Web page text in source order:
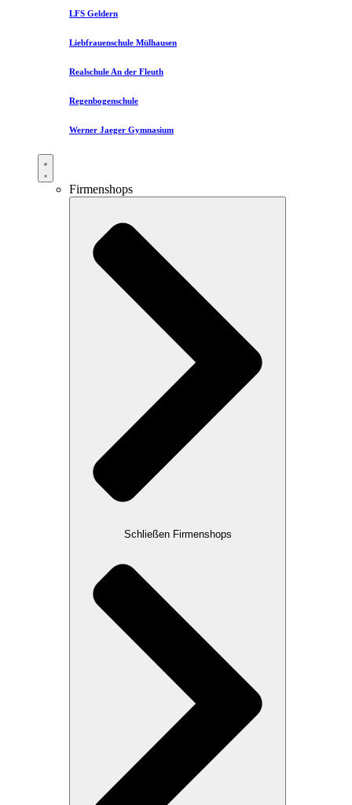
LFS Geldern
Liebfrauenschule Mülhausen​
Realschule An der Fleuth
Regenbogenschule
Werner Jaeger Gymnasium
Firmenshops
Schließen Firmenshops